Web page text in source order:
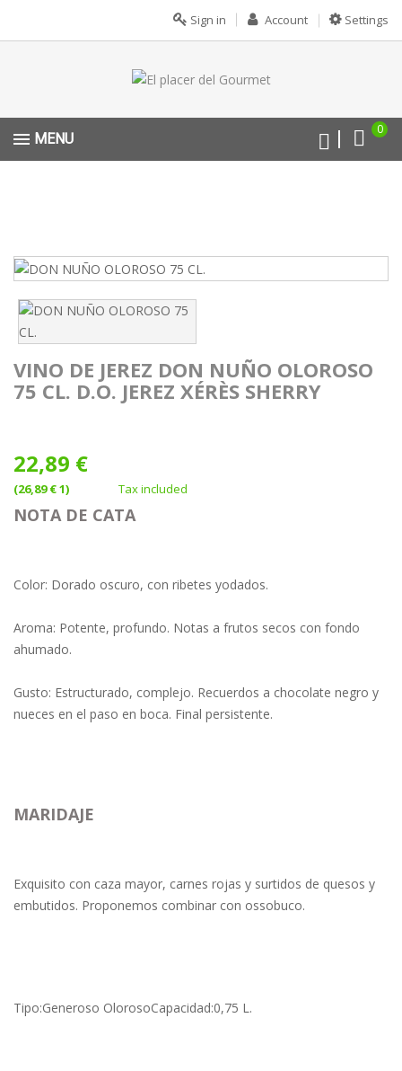
Settings
Account
Sign in
0
MENU
VINO DE JEREZ DON NUÑO OLOROSO
75 CL. D.O. JEREZ XÉRÈS SHERRY
22,89 €
(26,89 € 1) Tax included
NOTA DE CATA
Color: Dorado oscuro, con ribetes yodados.
Aroma: Potente, profundo. Notas a frutos secos con fondo
ahumado.
Gusto: Estructurado, complejo. Recuerdos a chocolate negro y
nueces en el paso en boca. Final persistente.
MARIDAJE
Exquisito con caza mayor, carnes rojas y surtidos de quesos y
embutidos. Proponemos combinar con ossobuco.
Tipo:Generoso OlorosoCapacidad:0,75 L.